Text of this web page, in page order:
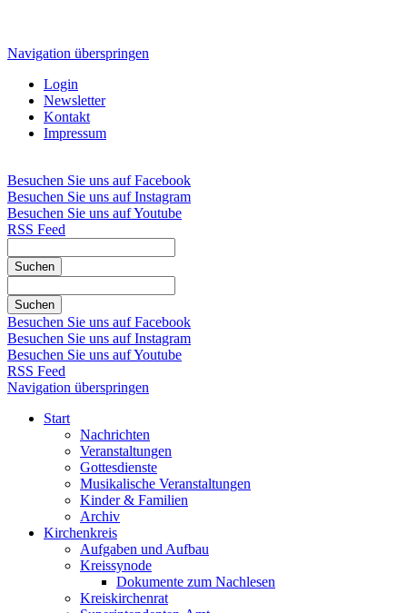
Navigation überspringen
Login
Newsletter
Kontakt
Impressum
Besuchen Sie uns auf Facebook
Besuchen Sie uns auf Instagram
Besuchen Sie uns auf Youtube
RSS Feed
Suchen
Suchen
Besuchen Sie uns auf Facebook
Besuchen Sie uns auf Instagram
Besuchen Sie uns auf Youtube
RSS Feed
Navigation überspringen
Start
Nachrichten
Veranstaltungen
Gottesdienste
Musikalische Veranstaltungen
Kinder & Familien
Archiv
Kirchenkreis
Aufgaben und Aufbau
Kreissynode
Dokumente zum Nachlesen
Kreiskirchenrat